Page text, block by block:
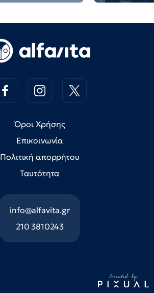
Όροι Χρήσης
Επικοινωνία
Πολιτική απορρήτου
Ταυτότητα
info@alfavita.gr
210 3810243